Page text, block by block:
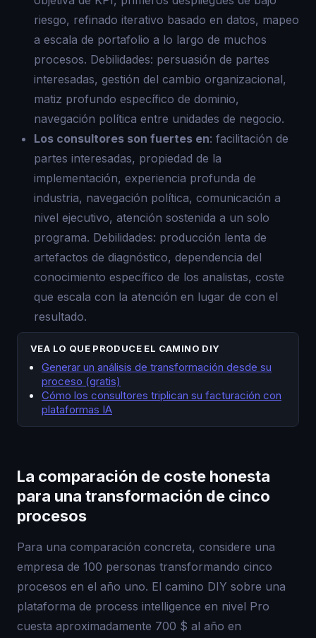
riesgo, refinado iterativo basado en datos, mapeo
a escala de portafolio a lo largo de muchos
procesos. Debilidades: persuasión de partes
interesadas, gestión del cambio organizacional,
matiz profundo específico de dominio,
navegación política entre unidades de negocio.
Los consultores son fuertes en: facilitación de
partes interesadas, propiedad de la
implementación, experiencia profunda de
industria, navegación política, comunicación a
nivel ejecutivo, atención sostenida a un solo
programa. Debilidades: producción lenta de
artefactos de diagnóstico, dependencia del
conocimiento específico de los analistas, coste
que escala con la atención en lugar de con el
resultado.
VEA LO QUE PRODUCE EL CAMINO DIY
Generar un análisis de transformación desde su
proceso (gratis)
Cómo los consultores triplican su facturación con
plataformas IA
La comparación de coste honesta
para una transformación de cinco
procesos
Para una comparación concreta, considere una
empresa de 100 personas transformando cinco
procesos en el año uno. El camino DIY sobre una
plataforma de process intelligence en nivel Pro
cuesta aproximadamente 700 $ al año en